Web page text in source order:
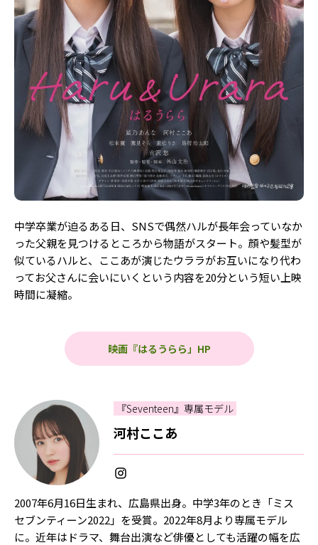
中学卒業が迫るある日、SNSで偶然ハルが長年会っていなか
った父親を見つけるところから物語がスタート。顔や髪型が
似ているハルと、ここあが演じたウララがお互いになり代わ
ってお父さんに会いにいくという内容を20分という短い上映
時間に凝縮。
映画『はるうらら」HP
『Seventeen』専属モデル
河村ここあ
2007年6月16日生まれ、広島県出身。中学3年のとき「ミス
セブンティーン2022」を受賞。2022年8月より専属モデル
に。近年はドラマ、舞台出演など俳優としても活躍の幅を広